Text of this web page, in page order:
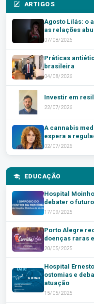
ARTIGOS
Agosto Lilás: o
as relações
07/08/2026
Práticas
brasileira
04/08/2026
Investir em
22/07/2026
A cannabis
espera a
02/07/2026
EDUCAÇÃO
Hospital
debater o
17/09/2025
Porto Alegre
doenças raras
20/05/2025
Hospital
ostomias e
atuação
15/05/2025